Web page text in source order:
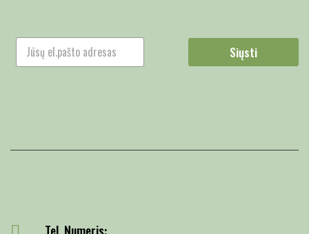
Siųsti
Tel. Numeris: